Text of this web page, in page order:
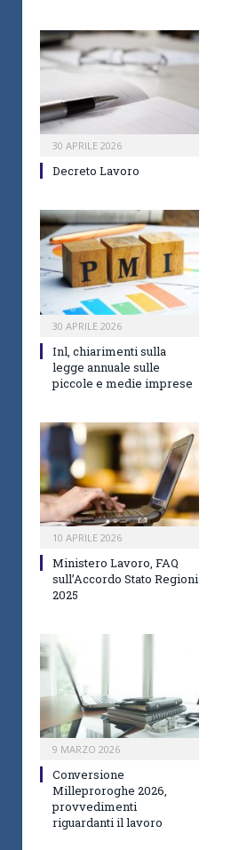
30 APRILE 2026
Decreto Lavoro
30 APRILE 2026
Inl, chiarimenti sulla
legge annuale sulle
piccole e medie imprese
10 APRILE 2026
Ministero Lavoro, FAQ
sull’Accordo Stato Regioni
2025
9 MARZO 2026
Conversione
Milleproroghe 2026,
provvedimenti
riguardanti il lavoro